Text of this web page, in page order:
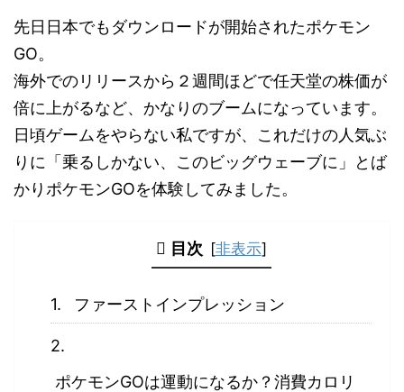
先日日本でもダウンロードが開始されたポケモン
GO。
海外でのリリースから２週間ほどで任天堂の株価が
倍に上がるなど、かなりのブームになっています。
日頃ゲームをやらない私ですが、これだけの人気ぶ
りに「乗るしかない、このビッグウェーブに」とば
かりポケモンGOを体験してみました。
目次 [非表示]
ファーストインプレッション
ポケモンGOは運動になるか？消費カロリ